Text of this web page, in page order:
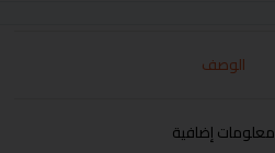
الوصف
معلومات إضافية